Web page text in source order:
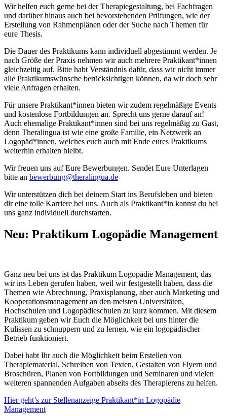
Wir helfen euch gerne bei der Therapiegestaltung, bei Fachfragen
und darüber hinaus auch bei bevorstehenden Prüfungen, wie der
Erstellung von Rahmenplänen oder der Suche nach Themen für
eure Thesis.
Die Dauer des Praktikums kann individuell abgestimmt werden. Je
nach Größe der Praxis nehmen wir auch mehrere Praktikant*innen
gleichzeitig auf. Bitte habt Verständnis dafür, dass wir nicht immer
alle Praktikumswünsche berücksichtigen können, da wir doch sehr
viele Anfragen erhalten.
Für unsere Praktikant*innen bieten wir zudem regelmäßige Events
und kostenlose Fortbildungen an. Sprecht uns gerne darauf an!
Auch ehemalige Praktikant*innen sind bei uns regelmäßig zu Gast,
denn Theralingua ist wie eine große Familie, ein Netzwerk an
Logopäd*innen, welches euch auch mit Ende eures Praktikums
weiterhin erhalten bleibt.
Wir freuen uns auf Eure Bewerbungen. Sendet Eure Unterlagen
bitte an bewerbung@theralingua.de
Wir unterstützen dich bei deinem Start ins Berufsleben und bieten
dir eine tolle Karriere bei uns. Auch als Praktikant*in kannst du bei
uns ganz individuell durchstarten.
Neu: Praktikum Logopädie Management
Ganz neu bei uns ist das Praktikum Logopädie Management, das
wir ins Leben gerufen haben, weil wir festgestellt haben, dass die
Themen wie Abrechnung, Praxisplanung, aber auch Marketing und
Kooperationsmanagement an den meisten Universitäten,
Hochschulen und Logopädieschulen zu kurz kommen. Mit diesem
Praktikum geben wir Euch die Möglichkeit bei uns hinter die
Kulissen zu schnuppern und zu lernen, wie ein logopädischer
Betrieb funktioniert.
Dabei habt Ihr auch die Möglichkeit beim Erstellen von
Therapiematerial, Schreiben von Texten, Gestalten von Flyern und
Broschüren, Planen von Fortbildungen und Seminaren und vielen
weiteren spannenden Aufgaben abseits des Therapierens zu helfen.
Hier geht’s zur Stellenanzeige Praktikant*in Logopädie
Management